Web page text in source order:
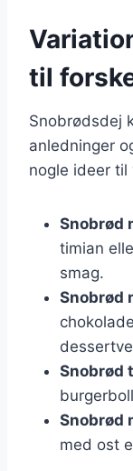
til
Snobrødsdej
anledninger
nogle ideer til
Snobrød
timian
smag.
Snobrød
Snobrød
Snobrød
med ost